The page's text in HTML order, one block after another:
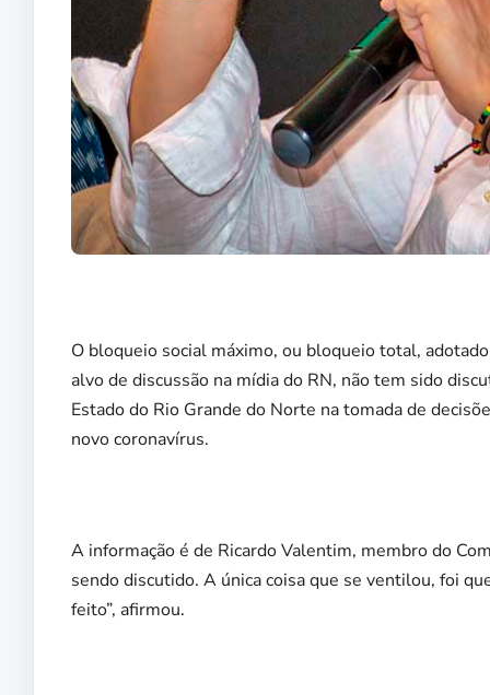
O bloqueio social máximo, ou bloqueio total,
alvo de discussão na mídia do RN, não tem sido
Estado do Rio Grande do Norte na tomada de
novo coronavírus.
A informação é de Ricardo Valentim, membro do
sendo discutido. A única coisa que se ventilou, foi
feito”, afirmou.